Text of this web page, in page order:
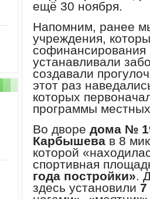
ещё 30 ноября.
Напомним, ранее
учреждения,
софинансирования
устанавливали
создавали
этот раз
которых
программы
Во дворе дома №
Карбышева в 8
которой
спортивная
года постройки».
здесь установили